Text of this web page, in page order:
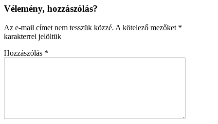
Vélemény, hozzászólás?
Az e-mail címet nem tesszük közzé. A kötelező mezőket *
karakterrel jelöltük
Hozzászólás *